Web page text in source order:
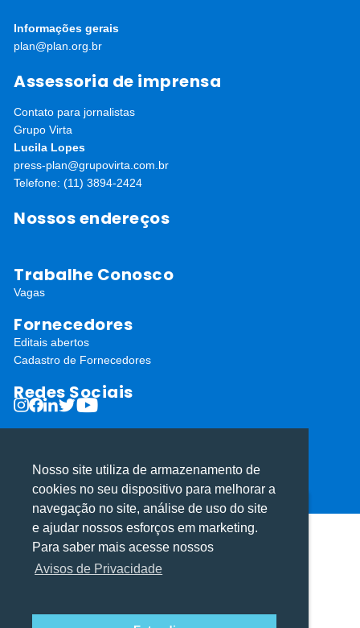
Utilizamos cookies para oferecer melhor
experiência, melhorar o desempenho, analisar
como você interage em nosso site e
personalizar conteúdo.
Utilizamos cookies para oferecer melhor
experiência, melhorar o desempenho, analisar
como você interage em nosso site e
personalizar conteúdo.
Informações gerais
plan@plan.org.br
Assessoria de imprensa
Contato para jornalistas
Grupo Virta
Lucila Lopes
press-plan@grupovirta.com.br
Telefone: (11) 3894-2424
Nossos endereços
Trabalhe Conosco
Vagas
Fornecedores
Editais abertos
Cadastro de Fornecedores
Redes Sociais
ⓒ Todos os direitos reservados I Desenvolvido porApiki WordPress
Nosso site utiliza de armazenamento de
cookies no seu dispositivo para melhorar a
navegação no site, análise de uso do site
e ajudar nossos esforços em marketing.
Para saber mais acesse nossos
Avisos de Privacidade